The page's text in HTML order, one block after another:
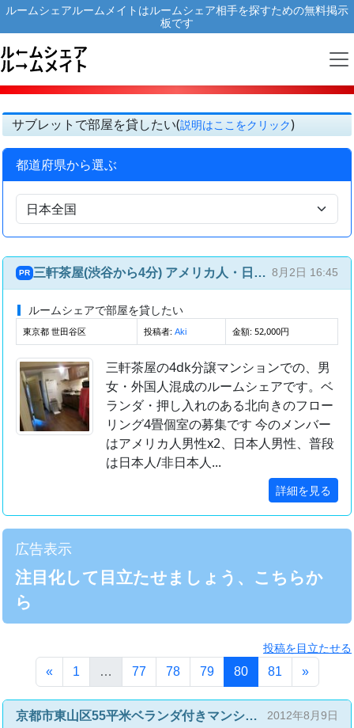
ルームシェアルームメイトはルームシェア相手を探すための無料掲示
板です
サブレットで部屋を貸したい(説明はここをクリック)
都道府県から選ぶ
PR 三軒茶屋(渋谷から4分) アメリカ人・日本人との国際ルームシェア(4部屋4人) 8月2日 16:45
ルームシェアで部屋を貸したい
東京都 世田谷区 投稿者: Aki 金額: 52,000円
三軒茶屋の4dk分譲マンションでの、男
女・外国人混成のルームシェアです。ベ
ランダ・押し入れのある北向きのフロー
リング4畳個室の募集です 今のメンバー
はアメリカ人男性x2、日本人男性、普段
は日本人/非日本人...
詳細を見る
広告表示
注目化して目立たせましょう、こちらか
ら
投稿を目立たせる
« 1 … 77 78 79 80(このページ)
81 »
京都市東山区55平米ベランダ付きマンション、３月の一ヶ月サブレット 2012年8月9日